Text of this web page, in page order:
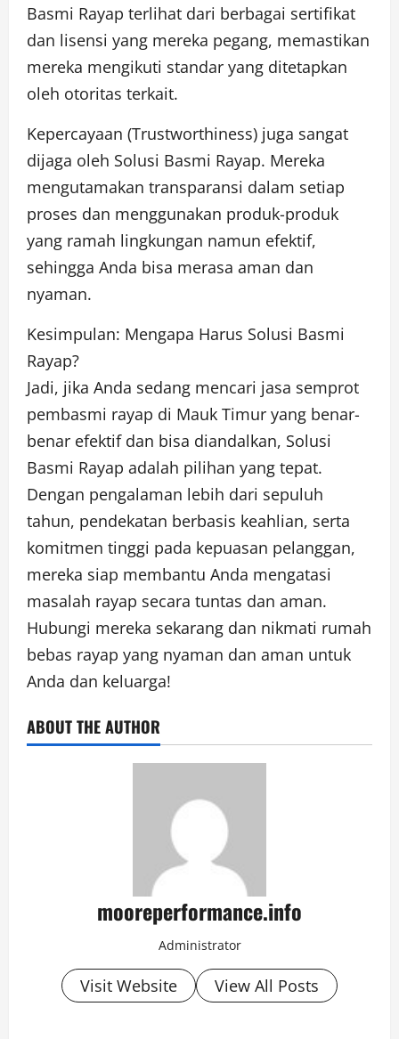
Basmi Rayap terlihat dari berbagai sertifikat
dan lisensi yang mereka pegang, memastikan
mereka mengikuti standar yang ditetapkan
oleh otoritas terkait.
Kepercayaan (Trustworthiness) juga sangat
dijaga oleh Solusi Basmi Rayap. Mereka
mengutamakan transparansi dalam setiap
proses dan menggunakan produk-produk
yang ramah lingkungan namun efektif,
sehingga Anda bisa merasa aman dan
nyaman.
Kesimpulan: Mengapa Harus Solusi Basmi
Rayap?
Jadi, jika Anda sedang mencari jasa semprot
pembasmi rayap di Mauk Timur yang benar-
benar efektif dan bisa diandalkan, Solusi
Basmi Rayap adalah pilihan yang tepat.
Dengan pengalaman lebih dari sepuluh
tahun, pendekatan berbasis keahlian, serta
komitmen tinggi pada kepuasan pelanggan,
mereka siap membantu Anda mengatasi
masalah rayap secara tuntas dan aman.
Hubungi mereka sekarang dan nikmati rumah
bebas rayap yang nyaman dan aman untuk
Anda dan keluarga!
ABOUT THE AUTHOR
mooreperformance.info
Administrator
Visit Website View All Posts